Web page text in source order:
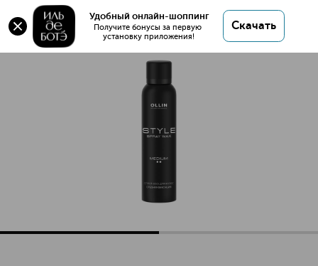
Удобный онлайн-шоппинг
Получите бонусы за первую
установку приложения!
Скачать
STYLE Спрей-воск для волос средней фиксации